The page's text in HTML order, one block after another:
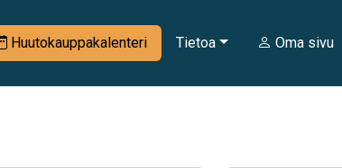
Huutokauppakalenteri Tietoa Oma sivu